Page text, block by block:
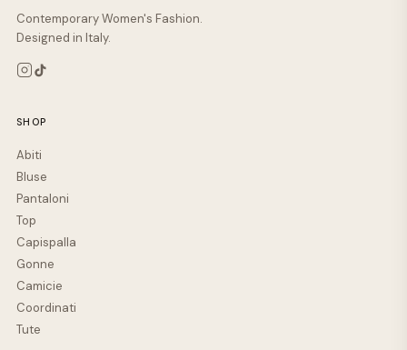
Contemporary Women's Fashion.
Designed in Italy.
SHOP
Abiti
Bluse
Pantaloni
Top
Capispalla
Gonne
Camicie
Coordinati
Tute